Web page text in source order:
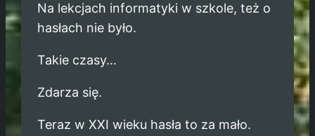
Na lekcjach informatyki w szkole, też o
hasłach nie było.
Takie czasy…
Zdarza się.
Teraz w XXI wieku hasła to za mało.